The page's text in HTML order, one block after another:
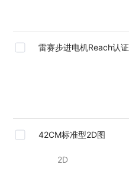
雷赛步进电机Reach认证
42CM标准型2D图
2D